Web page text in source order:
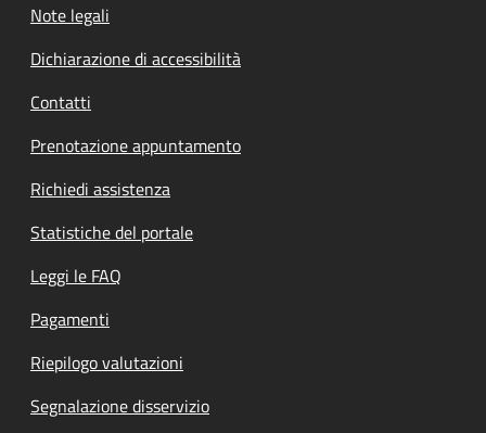
Note legali
Dichiarazione di accessibilità
Contatti
Prenotazione appuntamento
Richiedi assistenza
Statistiche del portale
Leggi le FAQ
Pagamenti
Riepilogo valutazioni
Segnalazione disservizio